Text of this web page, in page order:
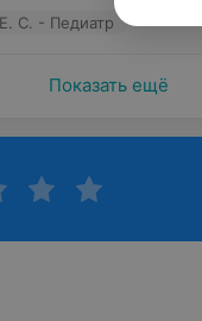
С. - Педиатр
Показать ещё